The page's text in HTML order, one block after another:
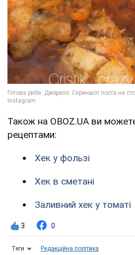
Також на OBOZ.UA ви
рецептами:
Хек у фользі
Хек в сметані
Заливний хек у томаті
3 0
Теги Редакційна політика